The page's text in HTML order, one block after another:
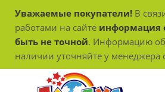
Уважаемые покупатели! В
работами на сайте информация
быть не точной. Информацию об
наличии уточняйте у менеджера